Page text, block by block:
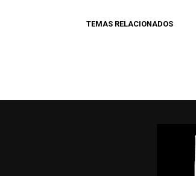
TEMAS RELACIONADOS